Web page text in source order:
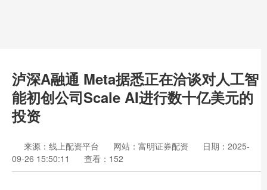
泸深A融通 Meta据悉正在洽谈对人工智
能初创公司Scale AI进行数十亿美元的
投资
来源：线上配资平台 网站：富明证券配资
日期：2025-
09-26 15:50:11
查看：152